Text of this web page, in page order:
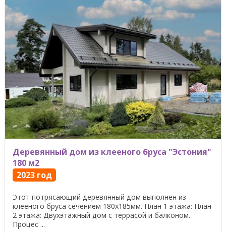
Деревянный дом из клееного бруса "Эстония"
180 м2
2023 год
Этот потрясающий деревянный дом выполнен из
клееного бруса сечением 180х185мм. План 1 этажа: План
2 этажа: Двухэтажный дом с террасой и балконом.
Процес ...